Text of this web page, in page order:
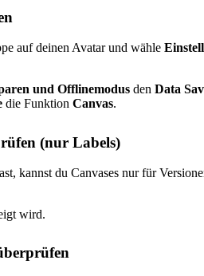
auf deinen Avatar und wähle
und Offlinemodus den Data
die Funktion Canvas.
(nur Labels)
kannst du Canvases nur für
wird.